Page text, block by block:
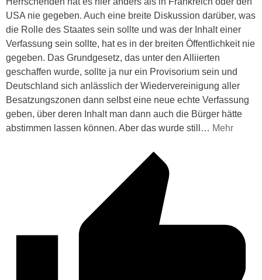
USA nie gegeben. Auch eine breite Diskussion darüber, was
die Rolle des Staates sein sollte und was der Inhalt einer
Verfassung sein sollte, hat es in der breiten Öffentlichkeit nie
gegeben. Das Grundgesetz, das unter den Alliierten
geschaffen wurde, sollte ja nur ein Provisorium sein und
Deutschland sich anlässlich der Wiedervereinigung aller
Besatzungszonen dann selbst eine neue echte Verfassung
geben, über deren Inhalt man dann auch die Bürger hätte
abstimmen lassen können. Aber das wurde still
… Mehr